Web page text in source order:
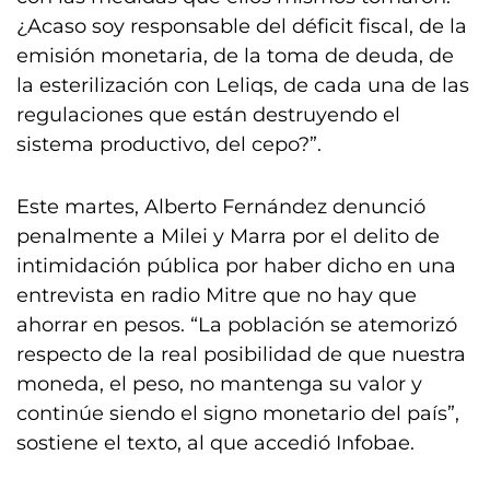
¿Acaso soy responsable del déficit fiscal, de la
emisión monetaria, de la toma de deuda, de
la esterilización con Leliqs, de cada una de las
regulaciones que están destruyendo el
sistema productivo, del cepo?”.
Este martes, Alberto Fernández denunció
penalmente a Milei y Marra por el delito de
intimidación pública por haber dicho en una
entrevista en radio Mitre que no hay que
ahorrar en pesos. “La población se atemorizó
respecto de la real posibilidad de que nuestra
moneda, el peso, no mantenga su valor y
continúe siendo el signo monetario del país”,
sostiene el texto, al que accedió Infobae.